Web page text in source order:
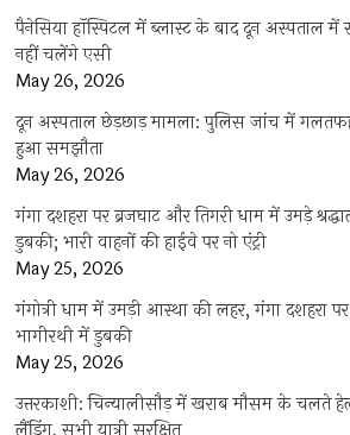
पैनेसिया हॉस्पिटल में ब्लास्ट के बाद दून अस्पताल में
नहीं चलेंगे एसी
May 26, 2026
दून अस्पताल छेड़छाड़ मामला: पुलिस जांच में
हुआ समझौता
May 26, 2026
गंगा दशहरा पर ब्रजघाट और तिगरी धाम में उमड़े
डुबकी; भारी वाहनों की हाईवे पर नो एंट्री
May 25, 2026
गंगोत्री धाम में उमड़ी आस्था की लहर, गंगा दशहरा
भागीरथी में डुबकी
May 25, 2026
उत्तरकाशी: चिन्यालीसौड़ में खराब मौसम के चलते